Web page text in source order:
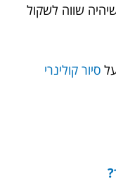
שווה לשקול
סיור קולינרי